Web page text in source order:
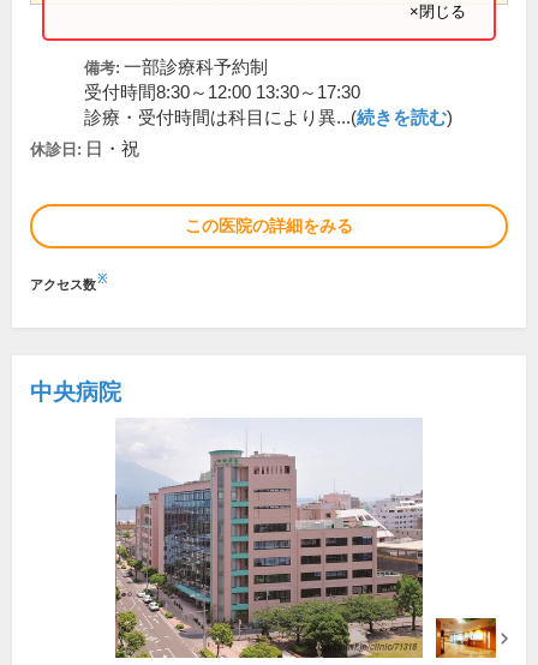
×閉じる
備考: 一部診療科予約制
受付時間8:30～12:00 13:30～17:30
診療・受付時間は科目により異...(続きを読む)
休診日: 日・祝
この医院の詳細をみる
アクセス数※
中央病院